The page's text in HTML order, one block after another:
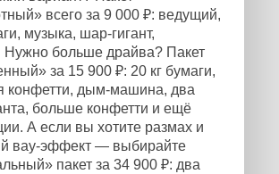
всего за 9 000 ₽: ведущий,
музыка, шар-гигант,
Нужно больше драйва? Пакет
за 15 900 ₽: 20 кг бумаги,
конфетти, дым-машина, два
больше конфетти и ещё
А если вы хотите размах и
вау-эффект — выбирайте
пакет за 34 900 ₽: два